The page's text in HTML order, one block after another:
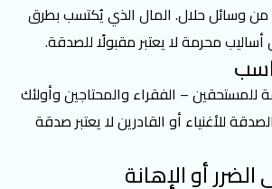
وسائل حلال. المال الذي يُكتسب بطرق
محرمة لا يعتبر مقبولًا للصدقة.
للمستحقين– الفقراء والمحتاجين وأولئك
للأغنياء أو القادرين لا يعتبر صدقة
أو الإهانة